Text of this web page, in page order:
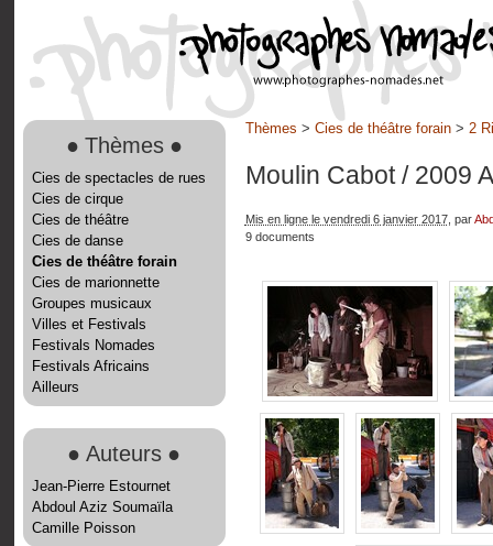
● Thèmes ●
Cies de spectacles de rues
Cies de cirque
Cies de théâtre
Cies de danse
Cies de théâtre forain
Cies de marionnette
Groupes musicaux
Villes et Festivals
Festivals Nomades
Festivals Africains
Ailleurs
● Auteurs ●
Jean-Pierre Estournet
Abdoul Aziz Soumaïla
Camille Poisson
Thèmes > Cies de théâtre forain> 2
Moulin Cabot/ 2009
Mis en ligne le vendredi 6 janvier 2017, par
9 documents